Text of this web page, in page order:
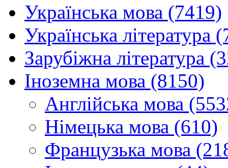
Українська мова (7419)
Українська література
Зарубіжна література
Іноземна мова (8150)
Англійська мова
Німецька мова (610)
Французька мова